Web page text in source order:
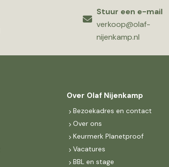
Stuur een e-mail
verkoop@olaf-
nijenkamp.nl
Over Olaf Nijenkamp
Bezoekadres en contact
Over ons
Keurmerk Planetproof
Vacatures
BBL en stage